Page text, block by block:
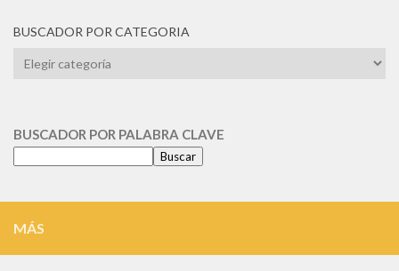
BUSCADOR POR CATEGORIA
BUSCADOR
BUSCADOR POR PALABRA CLAVE
Buscar
MÁS